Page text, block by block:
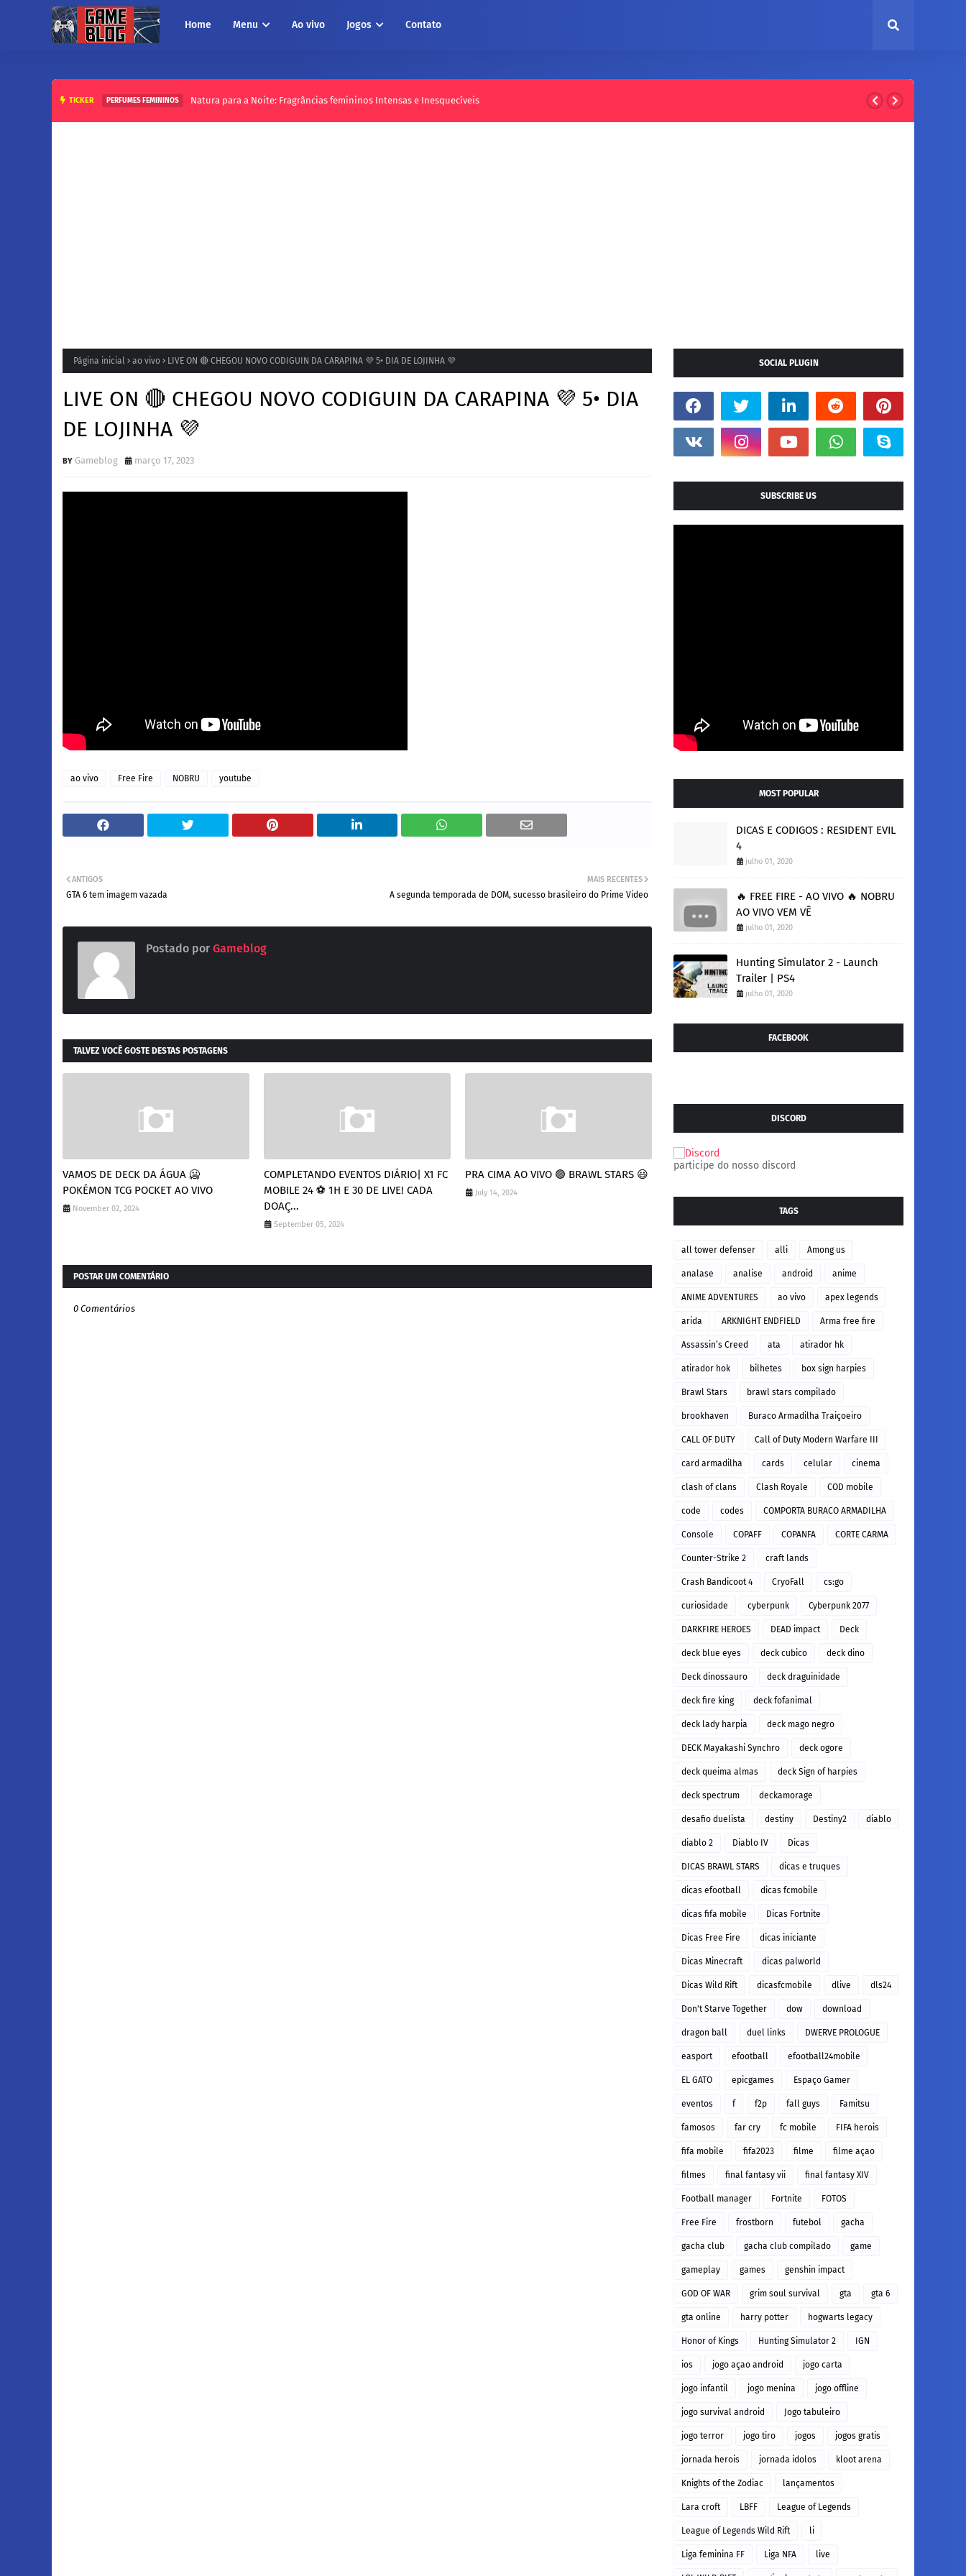
Home Menu Ao vivo Jogos Contato
TICKER PERFUMES FEMININOS Natura para a Noite: Fragrâncias femininos Intensas e Inesquecíveis
Página inicial ao vivo LIVE ON 🔴 CHEGOU NOVO CODIGUIN DA CARAPINA 💜 5• DIA DE LOJINHA 💜
LIVE ON 🔴 CHEGOU NOVO CODIGUIN DA CARAPINA 💜 5• DIA
DE LOJINHA 💜
Gameblog março 17, 2023
ao vivo Free Fire NOBRU youtube
MAIS RECENTES
A segunda temporada de DOM, sucesso brasileiro do Prime Video
ANTIGOS
GTA 6 tem imagem vazada
Postado por Gameblog
TALVEZ VOCÊ GOSTE DESTAS POSTAGENS
VAMOS DE DECK DA ÁGUA 🥶
POKÉMON TCG POCKET AO VIVO
November 02, 2024
COMPLETANDO EVENTOS DIÁRIO| X1 FC
MOBILE 24 ⚽ 1H E 30 DE LIVE! CADA
DOAÇ...
September 05, 2024
PRA CIMA AO VIVO 🟢 BRAWL STARS 😃
July 14, 2024
POSTAR UM COMENTÁRIO
0 Comentários
SOCIAL PLUGIN
SUBSCRIBE US
MOST POPULAR
DICAS E CODIGOS : RESIDENT EVIL
4
julho 01, 2020
🔥 FREE FIRE - AO VIVO 🔥 NOBRU
AO VIVO VEM VÊ
julho 01, 2020
Hunting Simulator 2 - Launch
Trailer | PS4
julho 01, 2020
FACEBOOK
DISCORD
participe do nosso discord
TAGS
all tower defenser alli Among us
analase analise android anime
ANIME ADVENTURES ao vivo apex legends
arida ARKNIGHT ENDFIELD Arma free fire
Assassin’s Creed ata atirador hk
atirador hok bilhetes box sign harpies
Brawl Stars brawl stars compilado
brookhaven Buraco Armadilha Traiçoeiro
CALL OF DUTY Call of Duty Modern Warfare III
card armadilha cards celular cinema
clash of clans Clash Royale COD mobile
code codes COMPORTA BURACO ARMADILHA
Console COPAFF COPANFA CORTE CARMA
Counter-Strike 2 craft lands
Crash Bandicoot 4 CryoFall cs:go
curiosidade cyberpunk Cyberpunk 2077
DARKFIRE HEROES DEAD impact Deck
deck blue eyes deck cubico deck dino
Deck dinossauro deck draguinidade
deck fire king deck fofanimal
deck lady harpia deck mago negro
DECK Mayakashi Synchro deck ogore
deck queima almas deck Sign of harpies
deck spectrum deckamorage
desafio duelista destiny Destiny2 diablo
diablo 2 Diablo IV Dicas
DICAS BRAWL STARS dicas e truques
dicas efootball dicas fcmobile
dicas fifa mobile Dicas Fortnite
Dicas Free Fire dicas iniciante
Dicas Minecraft dicas palworld
Dicas Wild Rift dicasfcmobile dlive dls24
Don't Starve Together dow download
dragon ball duel links DWERVE PROLOGUE
easport efootball efootball24mobile
EL GATO epicgames Espaço Gamer
eventos f f2p fall guys Famitsu
famosos far cry fc mobile FIFA herois
fifa mobile fifa2023 filme filme açao
filmes final fantasy vii final fantasy XIV
Football manager Fortnite FOTOS
Free Fire frostborn futebol gacha
gacha club gacha club compilado game
gameplay games genshin impact
GOD OF WAR grim soul survival gta gta 6
gta online harry potter hogwarts legacy
Honor of Kings Hunting Simulator 2 IGN
ios jogo açao android jogo carta
jogo infantil jogo menina jogo offline
jogo survival android Jogo tabuleiro
jogo terror jogo tiro jogos jogos gratis
jornada herois jornada idolos kloot arena
Knights of the Zodiac lançamentos
Lara croft LBFF League of Legends
League of Legends Wild Rift li
Liga feminina FF Liga NFA live